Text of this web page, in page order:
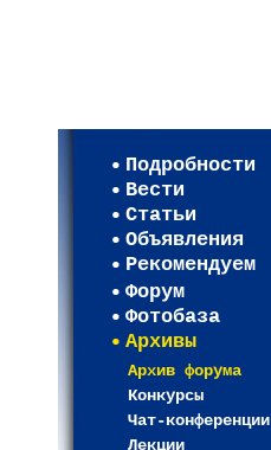
Подробности
Вести
Статьи
Объявления
Рекомендуем
Форум
Фотобаза
Архивы
Архив форума
Конкурсы
Чат-конференции
Лекции